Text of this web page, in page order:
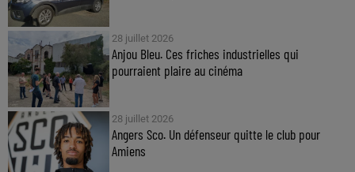
28 juillet 2026
Anjou Bleu. Ces friches industrielles qui
pourraient plaire au cinéma
28 juillet 2026
Angers Sco. Un défenseur quitte le club pour
Amiens